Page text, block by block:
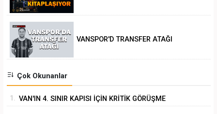
VANSPOR'D TRANSFER ATAĞI
Çok Okunanlar
1. VAN'IN 4. SINIR KAPISI İÇİN KRİTİK GÖRÜŞME